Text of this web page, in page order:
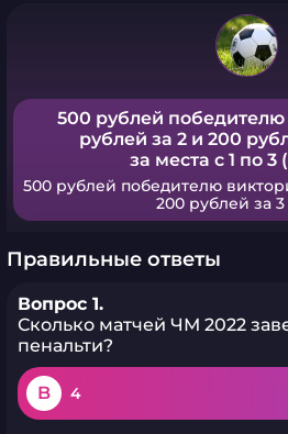
500 рублей
рублей за 2 и 200
за места с 1 по 3
500 рублей победителю
200 рублей за
Правильные ответы
Вопрос 1.
Сколько матчей ЧМ 2022
пенальти?
B 4